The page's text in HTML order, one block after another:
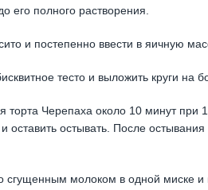
его полного растворения.
и постепенно ввести в яичную
тесто и выложить круги на
торта Черепаха около 10 минут при
и оставить остывать. После
сгущенным молоком в одной миске и